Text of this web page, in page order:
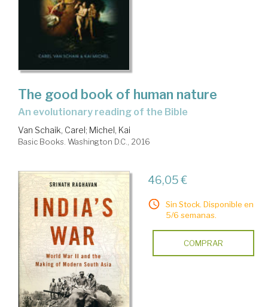
The good book of human nature
an evolutionary reading of the Bible
Van Schaik, Carel; Michel, Kai
Basic Books. Washington D.C., 2016
46,05 €
Sin Stock. Disponible en
5/6 semanas.
COMPRAR